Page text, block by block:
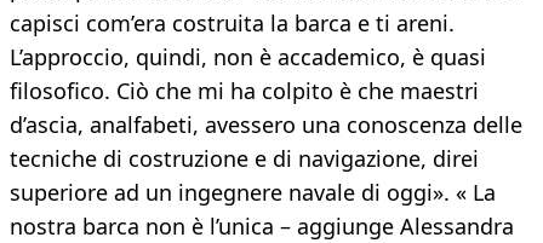
capisci com’era costruita la barca e ti areni.
L’approccio, quindi, non è accademico, è quasi
filosofico. Ciò che mi ha colpito è che maestri
d’ascia, analfabeti, avessero una conoscenza delle
tecniche di costruzione e di navigazione, direi
superiore ad un ingegnere navale di oggi». « La
nostra barca non è l’unica – aggiunge Alessandra